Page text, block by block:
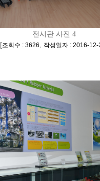
전시관 사진 4
[조회수 : 3626 작성일자 : 2016-12-